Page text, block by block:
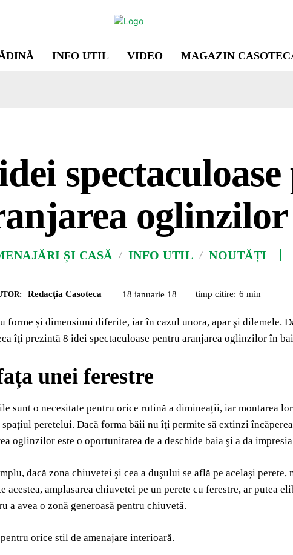
INFO UTIL VIDEO MAGAZIN
ȘI CASĂ INFO UTIL NOUTĂȚI
Redacția Casoteca 18 ianuarie 18 timp citire: 6 min
forme și dimensiuni diferite, iar în cazul unora, apar şi dilemele.
îţi prezintă 8 idei spectaculoase pentru aranjarea oglinzilor în
unei ferestre
sunt o necesitate pentru orice rutină a dimineații, iar montarea
peretelui. Dacă forma băii nu îţi permite să extinzi
oglinzilor este o oportunitatea de a deschide baia şi a da
dacă zona chiuvetei şi cea a duşului se află pe același
acestea, amplasarea chiuvetei pe un perete cu ferestre, ar putea
a avea o zonă generoasă pentru chiuvetă.
orice stil de amenajare interioară.